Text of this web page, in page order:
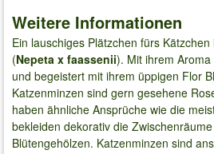
Weitere Informationen
Ein lauschiges Plätzchen fürs
(Nepeta x faassenii). Mit ihrem
und begeistert mit ihrem üppigen Flor
Katzenminzen sind gern gesehene
haben ähnliche Ansprüche wie die
bekleiden dekorativ die
Blütengehölzen. Katzenminzen sind